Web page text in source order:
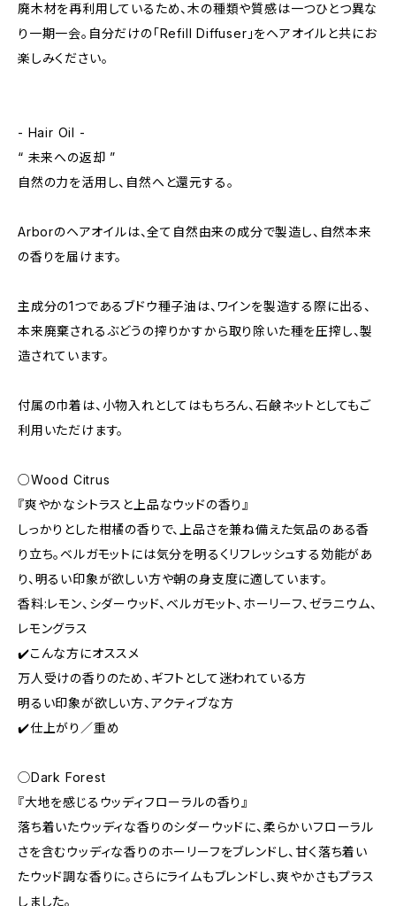
廃木材を再利用しているため、木の種類や質感は一つひとつ異な
り一期一会。自分だけの「Refill Diffuser」をヘアオイルと共にお
楽しみください。
- Hair Oil -
“ 未来への返却 ”
自然の力を活用し、自然へと還元する。
Arborのヘアオイルは、全て⾃然由来の成分で製造し、自然本来
の香りを届けます。
主成分の1つであるブドウ種⼦油は、ワインを製造する際に出る、
本来廃棄されるぶどうの搾りかすから取り除いた種を圧搾し、製
造されています。
付属の巾着は、小物入れとしてはもちろん、石鹸ネットとしてもご
利用いただけます。
○Wood Citrus
『爽やかなシトラスと上品なウッドの香り』
しっかりとした柑橘の香りで、上品さを兼ね備えた気品のある香
り立ち。ベルガモットには気分を明るくリフレッシュする効能があ
り、明るい印象が欲しい方や朝の身支度に適しています。
香料:レモン、シダーウッド、ベルガモット、ホーリーフ、ゼラニウム、
レモングラス
✔️こんな方にオススメ
万人受けの香りのため、ギフトとして迷われている方
明るい印象が欲しい方、アクティブな方
✔️仕上がり／重め
◯Dark Forest
『大地を感じるウッディフローラルの香り』
落ち着いたウッディな香りのシダーウッドに、柔らかいフローラル
さを含むウッディな香りのホーリーフをブレンドし、甘く落ち着い
たウッド調な香りに。さらにライムもブレンドし、爽やかさもプラス
しました。